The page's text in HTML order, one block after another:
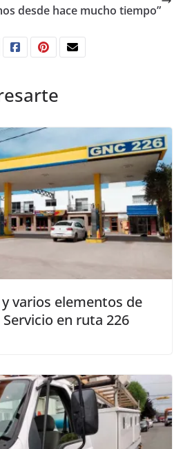
desde hace mucho tiempo”
varios elementos de
en ruta 226